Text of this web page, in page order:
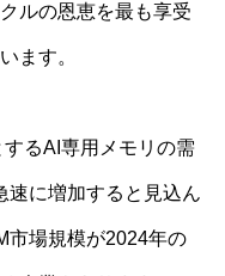
ルの恩恵を最も享受
ます。
るAI専用メモリの需
速に増加すると見込ん
市場規模が2024年の